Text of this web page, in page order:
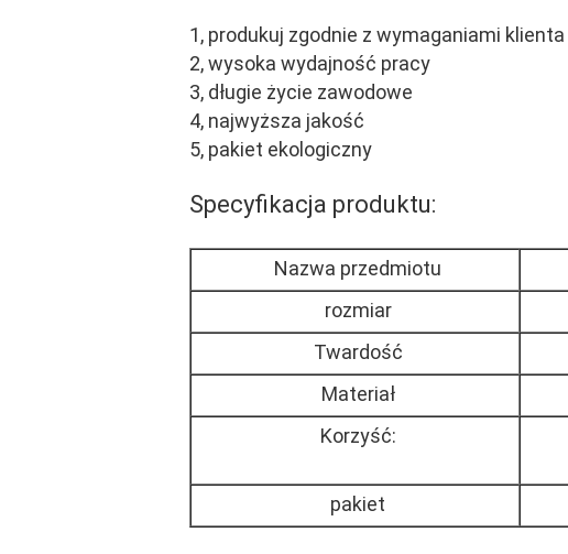
1, produkuj zgodnie z wymaganiami klienta
2, wysoka wydajność pracy
3, długie życie zawodowe
4, najwyższa jakość
5, pakiet ekologiczny
Specyfikacja produktu:
Nazwa przedmiotu
rozmiar
Twardość
Materiał
Korzyść:
pakiet